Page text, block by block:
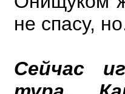
не спасу,
Сейчас